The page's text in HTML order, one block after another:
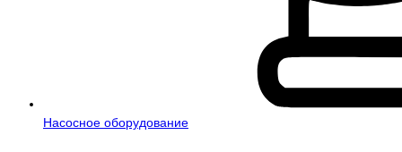
Насосное оборудование